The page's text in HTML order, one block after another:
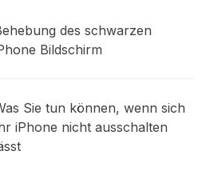
des schwarzen
Bildschirm
Sie tun können, wenn sich
iPhone nicht ausschalten